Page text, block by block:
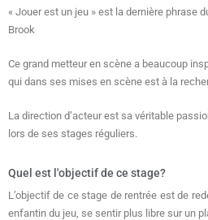
« Jouer est un jeu » est la dernière phrase
Brook
Ce grand metteur en scène a beaucoup
qui dans ses mises en scène est à la
La direction d’acteur est sa véritable
lors de ses stages réguliers.
Quel est l'objectif de ce stage?
L’objectif de ce stage de rentrée est de
enfantin du jeu, se sentir plus libre sur un